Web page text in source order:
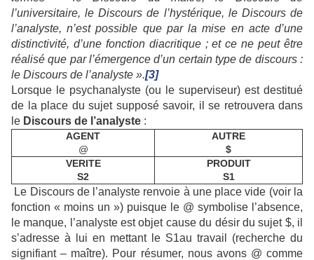
l’universitaire, le Discours de l’hystérique, le Discours de
l’analyste, n’est possible que par la mise en acte d’une
distinctivité, d’une fonction diacritique ; et ce ne peut être
réalisé que par l’émergence d’un certain type de discours :
le Discours de l’analyste ».[3]
Lorsque le psychanalyste (ou le superviseur) est destitué
de la place du sujet supposé savoir, il se retrouvera dans
le Discours de l’analyste :
AGENT
@
AUTRE
$
VERITE
S2
PRODUIT
S1
Le Discours de l’analyste renvoie à une place vide (voir la
fonction « moins un ») puisque le @ symbolise l’absence,
le manque, l’analyste est objet cause du désir du sujet $, il
s’adresse à lui en mettant le S1au travail (recherche du
signifiant – maître). Pour résumer, nous avons @ comme